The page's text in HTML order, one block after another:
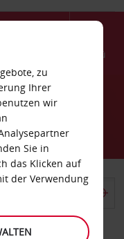
Menü
zu
Ihrer
wir
Sie in
das Klicken auf
der Verwendung